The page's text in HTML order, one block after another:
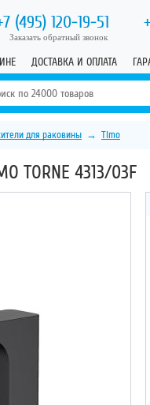
(495) 120-19-51
Заказать обратный звонок
ДОСТАВКА И ОПЛАТА
для раковины → Timo
TORNE 4313/03F